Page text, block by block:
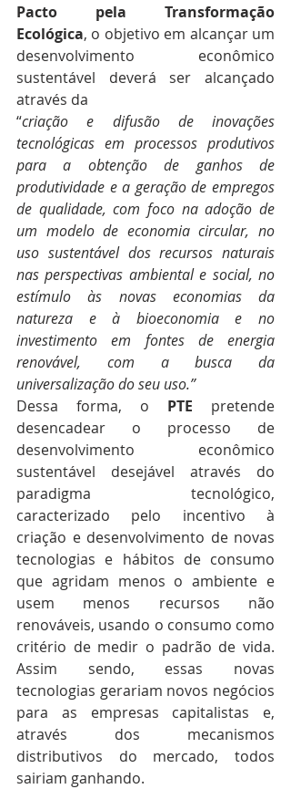
Pacto pela Transformação
Ecológica, o objetivo em alcançar um
desenvolvimento econômico
sustentável deverá ser alcançado
através da
“criação e difusão de inovações
tecnológicas em processos produtivos
para a obtenção de ganhos de
produtividade e a geração de empregos
de qualidade, com foco na adoção de
um modelo de economia circular, no
uso sustentável dos recursos naturais
nas perspectivas ambiental e social, no
estímulo às novas economias da
natureza e à bioeconomia e no
investimento em fontes de energia
renovável, com a busca da
universalização do seu uso.”
Dessa forma, o PTE pretende
desencadear o processo de
desenvolvimento econômico
sustentável desejável através do
paradigma tecnológico,
caracterizado pelo incentivo à
criação e desenvolvimento de novas
tecnologias e hábitos de consumo
que agridam menos o ambiente e
usem menos recursos não
renováveis, usando o consumo como
critério de medir o padrão de vida.
Assim sendo, essas novas
tecnologias gerariam novos negócios
para as empresas capitalistas e,
através dos mecanismos
distributivos do mercado, todos
sairiam ganhando.